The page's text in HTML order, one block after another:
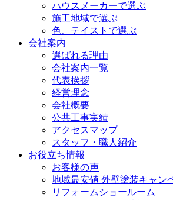
ハウスメーカーで選ぶ
施工地域で選ぶ
色、テイストで選ぶ
会社案内
選ばれる理由
会社案内一覧
代表挨拶
経営理念
会社概要
公共工事実績
アクセスマップ
スタッフ・職人紹介
お役立ち情報
お客様の声
地域最安値 外壁塗装キャン
リフォームショールーム